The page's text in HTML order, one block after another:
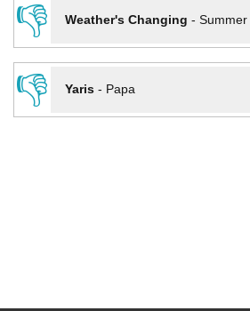
👎
Weather's Changing - Summer
👎
Yaris- Papa